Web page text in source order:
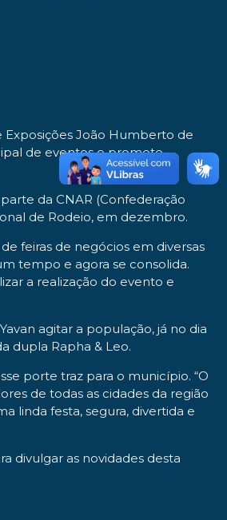
Exposições João Humberto de
de eventos e promete
da CNAR (Confederação
de Rodeio, em dezembro.
feiras de negócios em diversas
tempo e agora se consolida.
a realização do evento e
agitar a população, já no dia
dupla Rapha & Leo.
porte traz para o município. “O
de todas as cidades da região
linda festa, segura, divertida e
divulgar as novidades desta